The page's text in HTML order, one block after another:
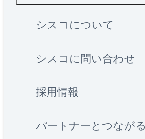
シスコについて
シスコに問い合わせ
採用情報
パートナーとつながる